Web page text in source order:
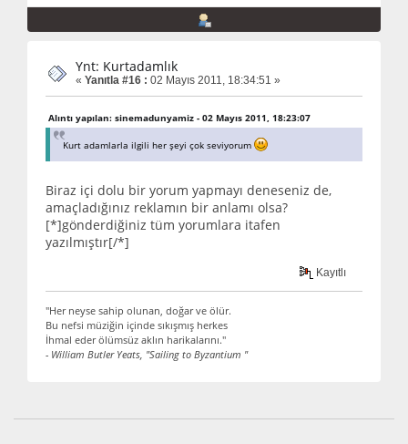
Ynt: Kurtadamlık
« Yanıtla #16 : 02 Mayıs 2011, 18:34:51 »
Alıntı yapılan: sinemadunyamiz - 02 Mayıs 2011, 18:23:07
Kurt adamlarla ilgili her şeyi çok seviyorum
Biraz içi dolu bir yorum yapmayı deneseniz de,
amaçladığınız reklamın bir anlamı olsa?
[*]gönderdiğiniz tüm yorumlara itafen
yazılmıştır[/*]
Kayıtlı
"Her neyse sahip olunan, doğar ve ölür.
Bu nefsi müziğin içinde sıkışmış herkes
İhmal eder ölümsüz aklın harikalarını."
- William Butler Yeats, "Sailing to Byzantium "